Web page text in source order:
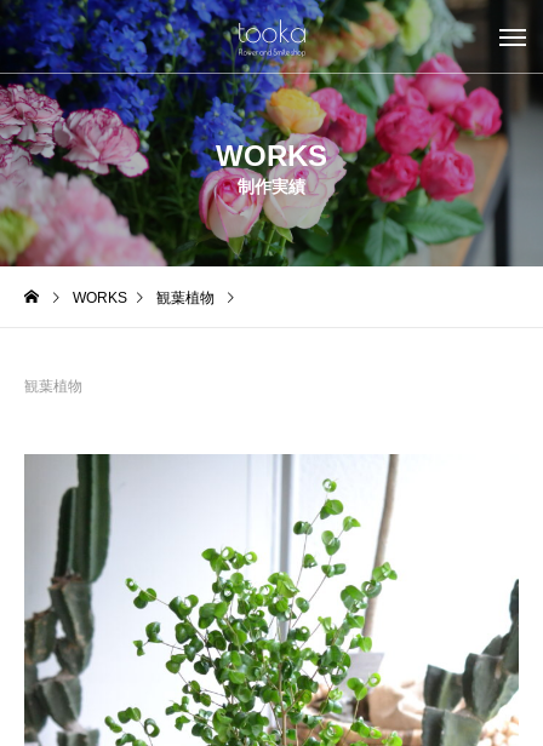
WORKS
制作実績
WORKS 観葉植物
観葉植物